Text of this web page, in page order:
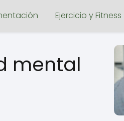
Ejercicio y Fitness
mental